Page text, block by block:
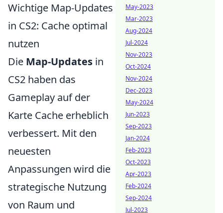
Wichtige Map-Updates
in CS2: Cache optimal
nutzen
Die Map-Updates in
CS2 haben das
Gameplay auf der
Karte Cache erheblich
verbessert. Mit den
neuesten
Anpassungen wird die
strategische Nutzung
von Raum und
May-2023
Mar-2023
Aug-2024
Jul-2024
Nov-2023
Oct-2024
Nov-2024
Dec-2023
May-2024
Jun-2023
Sep-2023
Jan-2024
Feb-2023
Oct-2023
Apr-2023
Feb-2024
Sep-2024
Jul-2023